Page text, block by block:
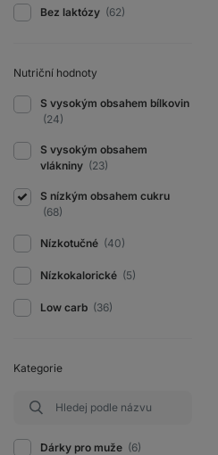
Bez laktózy (62)
Nutriční hodnoty
S vysokým obsahem bílkovin
(24)
S vysokým obsahem
vlákniny (23)
S nízkým obsahem cukru
(68)
Nízkotučné (40)
Nízkokalorické (5)
Low carb (36)
Kategorie
Dárky pro muže (6)